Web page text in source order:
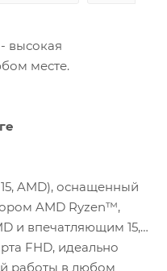
- высокая
месте.
AMD), оснащенный
AMD Ryzen™,
и впечатляющим 15,6-
FHD, идеально
работы в любом